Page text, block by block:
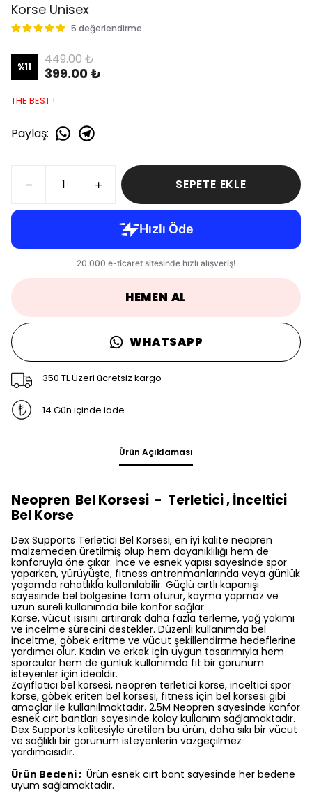
Korse Unisex
5 değerlendirme
%11 449.00 ₺
399.00 ₺
THE BEST !
Paylaş:
SEPETE EKLE
HEMEN AL
WHATSAPP
350 TL Üzeri ücretsiz kargo
14 Gün içinde iade
Ürün Açıklaması
Neopren Bel Korsesi - Terletici , İnceltici
Bel Korse
Dex Supports Terletici Bel Korsesi, en iyi kalite neopren
malzemeden üretilmiş olup hem dayanıklılığı hem de
konforuyla öne çıkar. İnce ve esnek yapısı sayesinde spor
yaparken, yürüyüşte, fitness antrenmanlarında veya günlük
yaşamda rahatlıkla kullanılabilir. Güçlü cırtlı kapanışı
sayesinde bel bölgesine tam oturur, kayma yapmaz ve
uzun süreli kullanımda bile konfor sağlar.
Korse, vücut ısısını artırarak daha fazla terleme, yağ yakımı
ve incelme sürecini destekler. Düzenli kullanımda bel
inceltme, göbek eritme ve vücut şekillendirme hedeflerine
yardımcı olur. Kadın ve erkek için uygun tasarımıyla hem
sporcular hem de günlük kullanımda fit bir görünüm
isteyenler için idealdir.
Zayıflatıcı bel korsesi, neopren terletici korse, inceltici spor
korse, göbek eriten bel korsesi, fitness için bel korsesi gibi
amaçlar ile kullanılmaktadır. 2.5M Neopren sayesinde konfor
esnek cırt bantları sayesinde kolay kullanım sağlamaktadır.
Dex Supports kalitesiyle üretilen bu ürün, daha sıkı bir vücut
ve sağlıklı bir görünüm isteyenlerin vazgeçilmez
yardımcısıdır.
Ürün Bedeni ; Ürün esnek cırt bant sayesinde her bedene
uyum sağlamaktadır.